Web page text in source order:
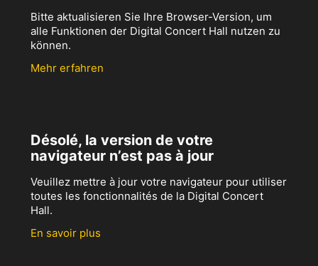
Bitte aktualisieren Sie Ihre Browser-Version, um
alle Funktionen der Digital Concert Hall nutzen zu
können.
Mehr erfahren
Désolé, la version de votre
navigateur n’est pas à jour
Veuillez mettre à jour votre navigateur pour utiliser
toutes les fonctionnalités de la Digital Concert
Hall.
En savoir plus